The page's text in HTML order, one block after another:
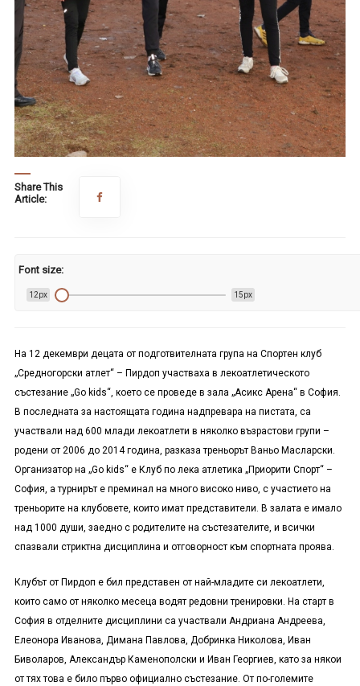
Share This
Article:
Font size:
12px 15px
На 12 декември децата от подготвителната група на Спортен клуб
„Средногорски атлет“ – Пирдоп участваха в лекоатлетическото
състезание „Go kids“, което се проведе в зала „Асикс Арена“ в София.
В последната за настоящата година надпревара на пистата, са
участвали над 600 млади лекоатлети в няколко възрастови групи –
родени от 2006 до 2014 година, разказа треньорът Ваньо Масларски.
Организатор на „Go kids“ е Клуб по лека атлетика „Приорити Спорт“ –
София, а турнирът е преминал на много високо ниво, с участието на
треньорите на клубовете, които имат представители. В залата е имало
над 1000 души, заедно с родителите на състезателите, и всички
спазвали стриктна дисциплина и отговорност към спортната проява.
Клубът от Пирдоп е бил представен от най-младите си лекоатлети,
които само от няколко месеца водят редовни тренировки. На старт в
София в отделните дисциплини са участвали Андриана Андреева,
Елеонора Иванова, Димана Павлова, Добринка Николова, Иван
Биволаров, Александър Каменополски и Иван Георгиев, като за някои
от тях това е било първо официално състезание. От по-големите